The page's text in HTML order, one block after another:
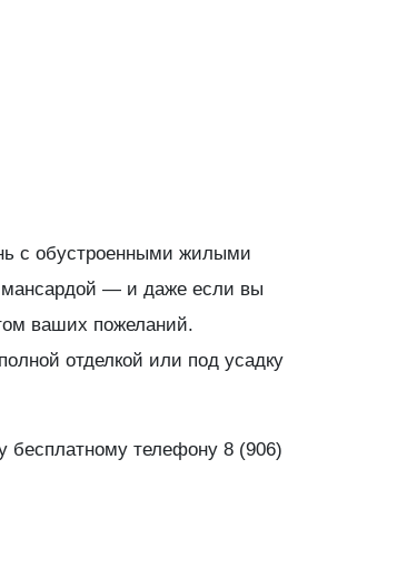
с обустроенными жилыми
мансардой — и даже если вы
ваших пожеланий.
отделкой или под усадку
телефону 8 (906)